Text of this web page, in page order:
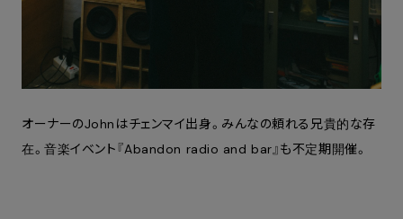
オーナーのJohnはチェンマイ出身。みんなの頼れる兄貴的な存
在。音楽イベント『Abandon radio and bar』も不定期開催。